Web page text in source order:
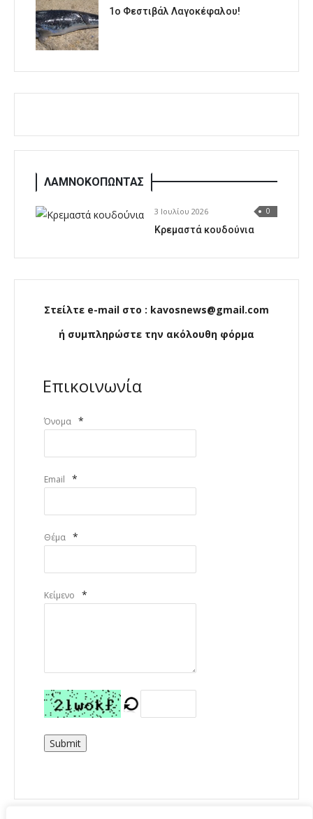
1o Φεστιβάλ Λαγοκέφαλου!
ΛΑΜΝΟΚΟΠΩΝΤΑΣ
3 Ιουλίου 2026 0
Κρεμαστά κουδούνια
Στείλτε e-mail στο : kavosnews@gmail.com
ή συμπληρώστε την ακόλουθη φόρμα
Επικοινωνία
Όνομα *
Email *
Θέμα *
Κείμενο *
Submit